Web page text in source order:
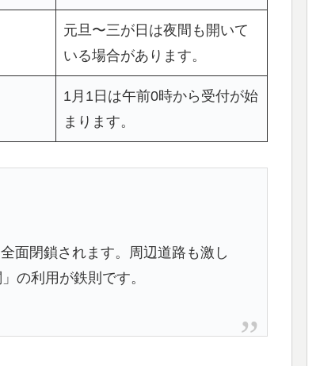
元旦〜三が日は夜間も開いて
いる場合があります。
1月1日は午前0時から受付が始
まります。
面閉鎖されます。周辺道路も激し
の利用が鉄則です。